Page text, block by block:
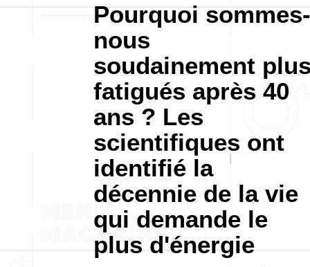
Pourquoi sommes-
nous
soudainement
fatigués après 40
ans ? Les
scientifiques ont
identifié la
décennie de la vie
qui demande le
plus d'énergie